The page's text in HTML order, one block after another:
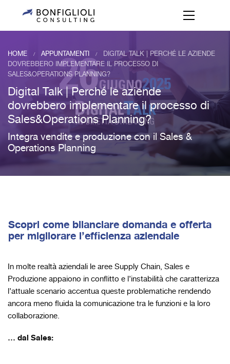
HOME / APPUNTAMENTI /
DIGITAL TALK | PERCHÉ LE AZIENDE
DOVREBBERO IMPLEMENTARE IL PROCESSO DI
SALES&OPERATIONS PLANNING?
Digital Talk | Perché le aziende
dovrebbero implementare il processo di
Sales&Operations Planning?
Integra vendite e produzione con il Sales &
Operations Planning
Scopri come bilanciare domanda e offerta
per migliorare l’efficienza aziendale
In molte realtà aziendali le aree Supply Chain, Sales e
Produzione appaiono in conflitto e l’instabilità che caratterizza
l’attuale scenario accentua queste problematiche rendendo
ancora meno fluida la comunicazione tra le funzioni e la loro
collaborazione.
… dal Sales: